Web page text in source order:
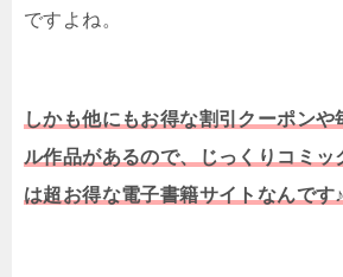
ですよね。
しかも他にもお得な割引クーポンや
ル作品があるので、じっくりコミッ
は超お得な電子書籍サイトなんです♪